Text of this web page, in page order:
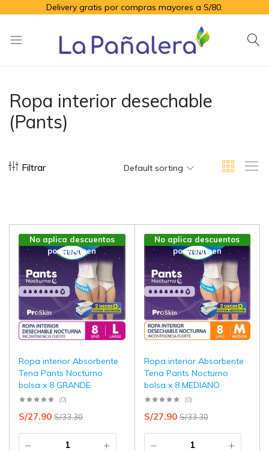
Delivery gratis por compras mayores a S/80.
para
el
adulto
Ropa interior desechable
(Pants)
Filtrar Default sorting
No aplica descuentos
por volúmen
Ropa interior Absorbente
Tena Pants Nocturno
bolsa x 8 GRANDE
(0)
S/33.30
S/27.90
No aplica descuentos
por volúmen
Ropa interior Absorbente
Tena Pants Nocturno
bolsa x 8 MEDIANO
(0)
S/33.30
S/27.90